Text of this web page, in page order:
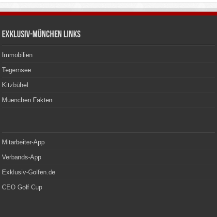
Exklusiv-München Links
Immobilien
Tegernsee
Kitzbühel
Muenchen Fakten
Mitarbeiter-App
Verbands-App
Exklusiv-Golfen.de
CEO Golf Cup